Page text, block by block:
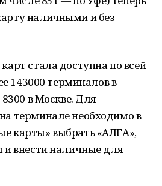
наличными и без
стала доступна по всей
143000 терминалов в
в Москве. Для
терминале необходимо в
карты» выбрать «АЛFА»,
и внести наличные для